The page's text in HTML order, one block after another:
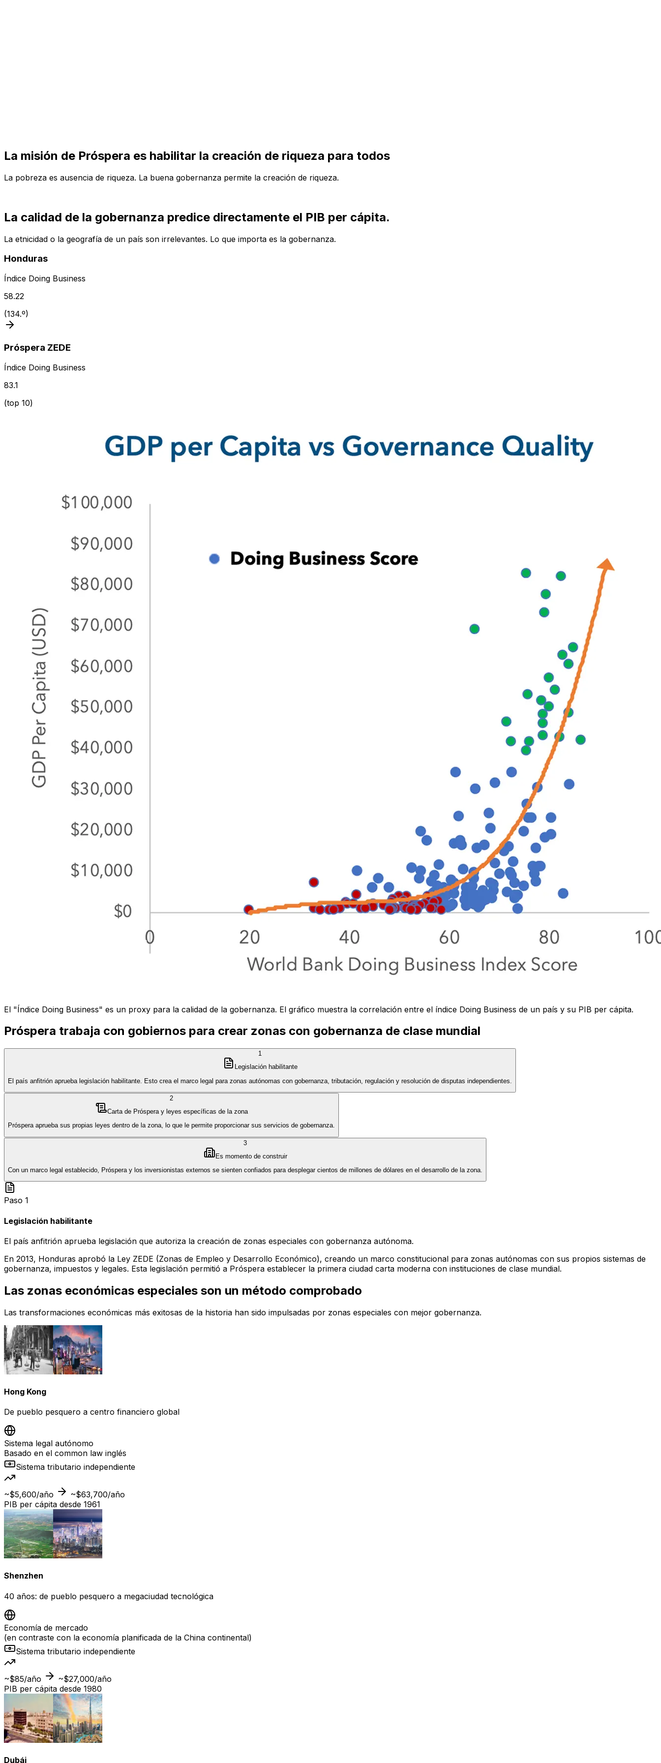
La misión de Próspera es habilitar la creación de riqueza para todos
La pobreza es ausencia de riqueza. La buena gobernanza permite la creación de riqueza.
La calidad de la gobernanza predice directamente el PIB per cápita.
La etnicidad o la geografía de un país son irrelevantes. Lo que importa es la gobernanza.
Honduras
Índice Doing Business
58.22
(134.º)
Próspera ZEDE
Índice Doing Business
83.1
(top 10)
El "Índice Doing Business" es un proxy para la calidad de la gobernanza. El gráfico muestra la correlación entre el índice Doing Business de un país y su PIB per cápita.
Próspera trabaja con gobiernos para crear zonas con gobernanza de clase mundial
1
Legislación habilitante
El país anfitrión aprueba legislación habilitante. Esto crea el marco legal para zonas autónomas con gobernanza, tributación, regulación y resolución de disputas independientes.
2
Carta de Próspera y leyes específicas de la zona
Próspera aprueba sus propias leyes dentro de la zona, lo que le permite proporcionar sus servicios de gobernanza.
3
Es momento de construir
Con un marco legal establecido, Próspera y los inversionistas externos se sienten confiados para desplegar cientos de millones de dólares en el desarrollo de la zona.
Paso 1
Legislación habilitante
El país anfitrión aprueba legislación que autoriza la creación de zonas especiales con gobernanza autónoma.
En 2013, Honduras aprobó la Ley ZEDE (Zonas de Empleo y Desarrollo Económico), creando un marco constitucional para zonas autónomas con sus propios sistemas de
gobernanza, impuestos y legales. Esta legislación permitió a Próspera establecer la primera ciudad carta moderna con instituciones de clase mundial.
Las zonas económicas especiales son un método comprobado
Las transformaciones económicas más exitosas de la historia han sido impulsadas por zonas especiales con mejor gobernanza.
Hong Kong
De pueblo pesquero a centro financiero global
Sistema legal autónomo
Basado en el common law inglés
Sistema tributario independiente
~$5,600/año
~$63,700/año
PIB per cápita desde 1961
Shenzhen
40 años: de pueblo pesquero a megaciudad tecnológica
Economía de mercado
(en contraste con la economía planificada de la China continental)
Sistema tributario independiente
~$85/año
~$27,000/año
PIB per cápita desde 1980
Dubái